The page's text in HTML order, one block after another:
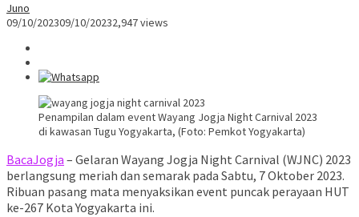
Juno
09/10/202309/10/20232,947 views
Penampilan dalam event Wayang Jogja Night Carnival 2023
di kawasan Tugu Yogyakarta, (Foto: Pemkot Yogyakarta)
BacaJogja – Gelaran Wayang Jogja Night Carnival (WJNC) 2023
berlangsung meriah dan semarak pada Sabtu, 7 Oktober 2023.
Ribuan pasang mata menyaksikan event puncak perayaan HUT
ke-267 Kota Yogyakarta ini.